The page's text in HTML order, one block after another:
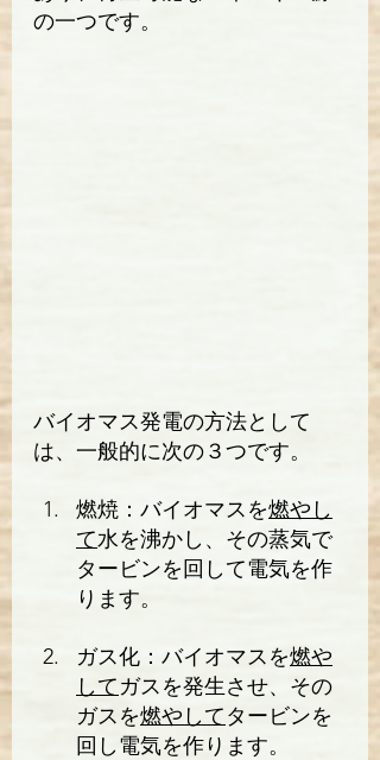
の一つです。
バイオマス発電の方法として
は、一般的に次の３つです。
燃焼：バイオマスを燃やし
て水を沸かし、その蒸気で
タービンを回して電気を作
ります。
ガス化：バイオマスを燃や
してガスを発生させ、その
ガスを燃やしてタービンを
回し電気を作ります。